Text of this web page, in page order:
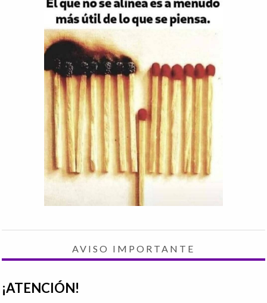
AVISO IMPORTANTE
¡ATENCIÓN!